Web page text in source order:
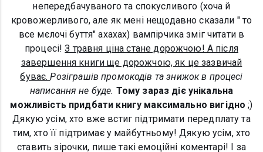
непередбачуваного та спокусливого (хоча й
кровожерливого, але як мені нещодавно сказали " то
все мєлочі буття" ахахах) вампірчика зміг читати в
процесі!З травня ціна стане дорожчою! А після
завершення книги ще дорожчою, як це зазвичай
буває.Розіграшів промокодів та знижок в процесі
написання не буде. Тому зараз діє унікальна
можливість придбати книгу максимально вигідно ;)
Дякую усім, хто вже встиг підтримати передплату та
тим, хто її підтримає у майбутньому! Дякую усім, хто
ставить зірочки, пише такі емоційні коментарі! І за